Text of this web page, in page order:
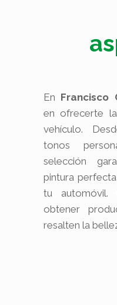
En Francisco
en ofrecerte
vehículo.
tonos
selección
pintura
tu automóvil.
obtener
resalten la